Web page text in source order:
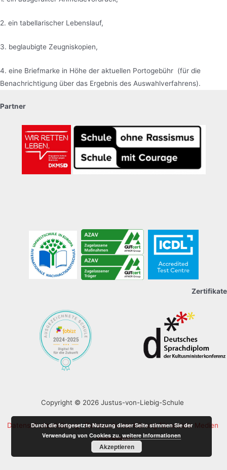
2. ein tabellarischer Lebenslauf,
3. beglaubigte Zeugniskopien,
4. eine Briefmarke in Höhe der aktuellen Portogebühr (für die
Benachrichtigung über das Ergebnis des Auswahlverfahrens).
Partner
Zertifikate
Copyright © 2026 Justus-von-Liebig-Schule
Datenschutzerklärung
Datenschutzerklärung für soziale Medien
Impressum
Durch die fortgesetzte Nutzung dieser Seite stimmen Sie der
Verwendung von Cookies zu.weitere Informationen
Akzeptieren